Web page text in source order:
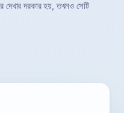
দরকার হয়, তখনও সেটি